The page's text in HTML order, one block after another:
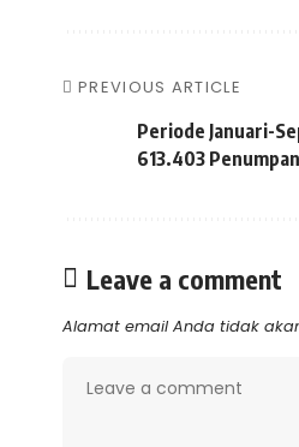
PREVIOUS ARTICLE
Periode Januari-
613.403
Leave a comment
Alamat email Anda tidak